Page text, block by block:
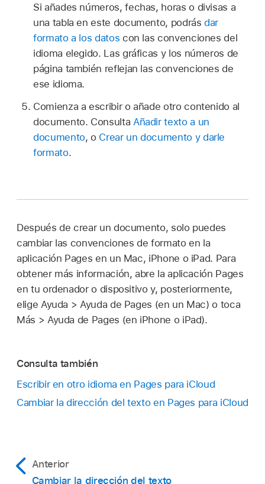
Si añades números, fechas, horas o divisas a
una tabla en este documento, podrásdar
formato a los datos con las convenciones del
idioma elegido. Las gráficas y los números de
página también reflejan las convenciones de
ese idioma.
Comienza a escribir o añade otro contenido al
documento. Consulta Añadir texto a un
documento, o Crear un documento y darle
formato.
Después de crear un documento, solo puedes
cambiar las convenciones de formato en la
aplicación Pages en un Mac, iPhone o iPad. Para
obtener más información, abre la aplicación Pages
en tu ordenador o dispositivo y, posteriormente,
elige Ayuda > Ayuda de Pages (en un Mac) o toca
Más > Ayuda de Pages (en iPhone o iPad).
Consulta también
Escribir en otro idioma en Pages para iCloud
Cambiar la dirección del texto en Pages para iCloud
Anterior
Cambiar la dirección del texto